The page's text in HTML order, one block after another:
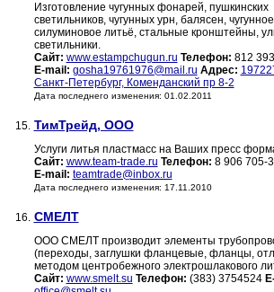
Изготовление чугунных фонарей, пушкинских
светильников, чугунных урн, балясен,
силуминовое литьё, стальные кронштейны,
светильники.
Сайт: www.estampchugun.ru Телефон: 812
E-mail: gosha19761976@mail.ru Адрес:
Санкт-Петербург, Коменданский пр 8-2
Дата последнего изменения: 01.02.2011
15. ТимТрейд, ООО
Услуги литья пластмасс на Ваших пресс
Сайт: www.team-trade.ru Телефон: 8 906 705-
E-mail: teamtrade@inbox.ru
Дата последнего изменения: 17.11.2010
16. СМЕЛТ
ООО СМЕЛТ производит элементы
(переходы, заглушки фланцевые, фланцы,
методом центробежного электрошлакового
Сайт: www.smelt.su Телефон: (383) 3754524